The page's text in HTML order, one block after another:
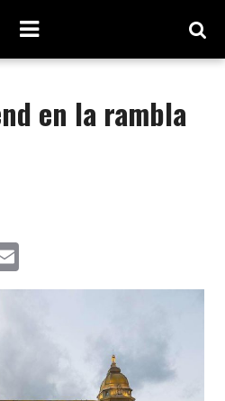
en la rambla
Email